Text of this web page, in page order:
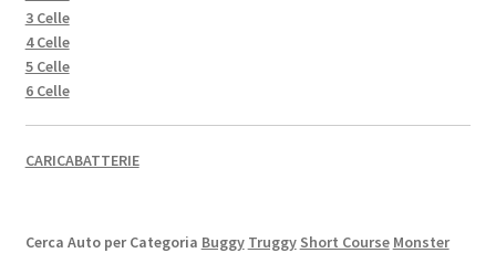
3 Celle
4 Celle
5 Celle
6 Celle
CARICABATTERIE
Cerca Auto per Categoria Buggy Truggy Short Course Monster